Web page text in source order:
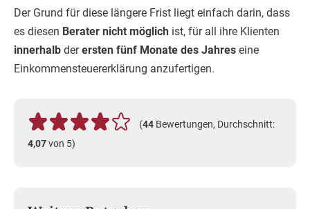
Der Grund für diese längere Frist liegt einfach darin, dass
es diesen Berater nicht möglich ist, für all ihre Klienten
innerhalb derersten fünf Monate des Jahres eine
Einkommensteuererklärung anzufertigen.
(44 Bewertungen, Durchschnitt:
4,07von 5)